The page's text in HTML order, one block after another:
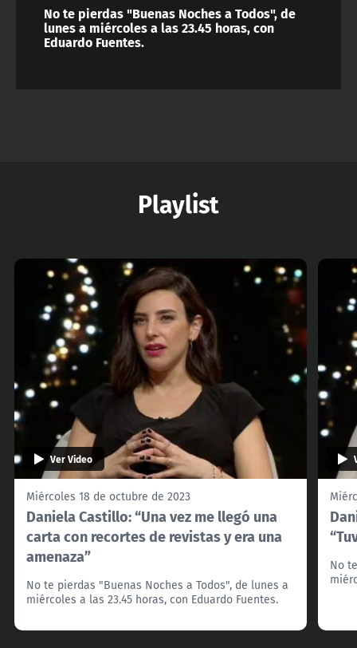
No te pierdas "Buenas Noches a Todos", de
lunes a miércoles a las 23.45 horas, con
Eduardo Fuentes.
Playlist
Ver Video
Miércoles 18 de octubre de 2023
Daniela Castillo: “Una vez me llegó una
carta con recortes de revistas y era una
amenaza”
No te pierdas "Buenas Noches a Todos", de lunes a
miércoles a las 23.45 horas, con Eduardo Fuentes.
No